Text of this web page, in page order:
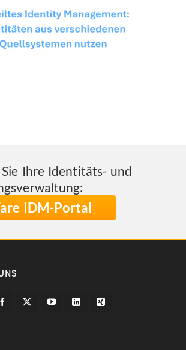
Ihre Identitäts- und
IDM-Portal